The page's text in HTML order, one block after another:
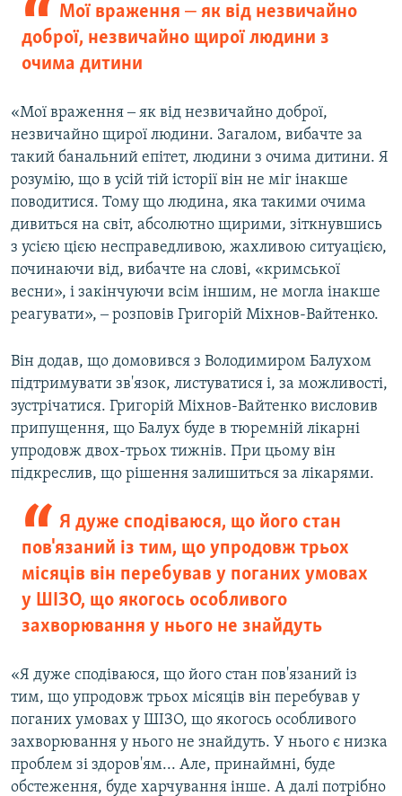
Мої враження ‒ як від незвичайно
доброї, незвичайно щирої людини з
очима дитини
«Мої враження ‒ як від незвичайно доброї,
незвичайно щирої людини. Загалом, вибачте за
такий банальний епітет, людини з очима дитини. Я
розумію, що в усій тій історії він не міг інакше
поводитися. Тому що людина, яка такими очима
дивиться на світ, абсолютно щирими, зіткнувшись
з усією цією несправедливою, жахливою ситуацією,
починаючи від, вибачте на слові, «кримської
весни», і закінчуючи всім іншим, не могла інакше
реагувати», ‒ розповів Григорій Міхнов-Вайтенко.
Він додав, що домовився з Володимиром Балухом
підтримувати зв'язок, листуватися і, за можливості,
зустрічатися. Григорій Міхнов-Вайтенко висловив
припущення, що Балух буде в тюремній лікарні
упродовж двох-трьох тижнів. При цьому він
підкреслив, що рішення залишиться за лікарями.
Я дуже сподіваюся, що його стан
пов'язаний із тим, що упродовж трьох
місяців він перебував у поганих умовах
у ШІЗО, що якогось особливого
захворювання у нього не знайдуть
«Я дуже сподіваюся, що його стан пов'язаний із
тим, що упродовж трьох місяців він перебував у
поганих умовах у ШІЗО, що якогось особливого
захворювання у нього не знайдуть. У нього є низка
проблем зі здоров'ям... Але, принаймні, буде
обстеження, буде харчування інше. А далі потрібно